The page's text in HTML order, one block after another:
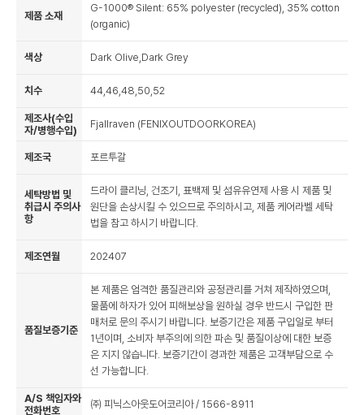
제품 소재
G-1000® Silent: 65% polyester (recycled), 35% cotton
(organic)
색상 Dark Olive,Dark Grey
치수 44,46,48,50,52
제조사(수입
자/병행수입)
Fjallraven (FENIXOUTDOORKOREA)
제조국 포르투갈
세탁방법 및
취급시 주의사
항
드라이 클리닝, 건조기, 표백제 및 섬유유연제 사용 시 제품 및
원단을 손상시킬 수 있으므로 주의하시고, 제품 케어라벨 세탁
법을 참고 하시기 바랍니다.
제조연월 202407
품질보증기준
본 제품은 엄격한 품질관리와 공정관리를 거쳐 제작하였으며,
물품에 하자가 있어 피해보상을 원하실 경우 반드시 구입한 판
매처로 문의 주시기 바랍니다. 보증기간은 제품 구입일로 부터
1년이며, 소비자 부주의에 의한 파손 및 품질이상에 대한 보증
은 지지 않습니다. 보증기간이 경과한 제품은 고객부담으로 수
선 가능합니다.
A/S 책임자와
전화번호
㈜ 피닉스아웃도어코리아 / 1566-8911